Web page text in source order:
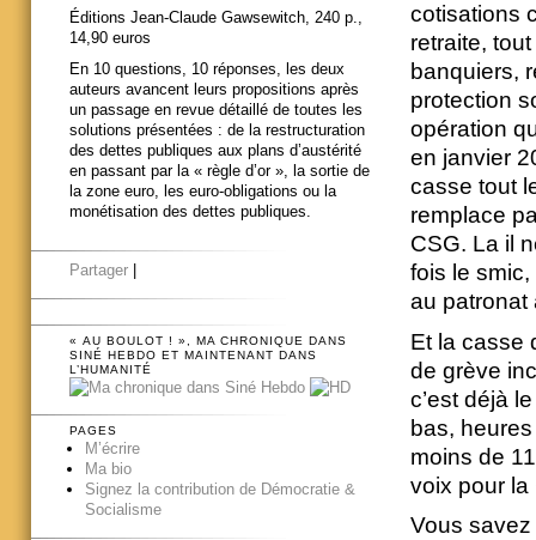
cotisations
retraite,
banquiers,
protection
opération
en janvier
casse tout
remplace
CSG. La il
fois le
au patronat
Et la casse
de grève
c’est déjà
bas,
moins de
voix pour la
Vous
Éditions Jean-Claude Gawsewitch, 240 p.,
14,90 euros
En 10 questions, 10 réponses, les deux
auteurs avancent leurs propositions après
un passage en revue détaillé de toutes les
solutions présentées : de la restructuration
des dettes publiques aux plans d’austérité
en passant par la « règle d’or », la sortie de
la zone euro, les euro-obligations ou la
monétisation des dettes publiques.
Partager
« AU BOULOT ! », MA CHRONIQUE DANS
SINÉ HEBDO ET MAINTENANT DANS
L’HUMANITÉ
PAGES
M’écrire
Ma bio
Signez la contribution de Démocratie &
Socialisme